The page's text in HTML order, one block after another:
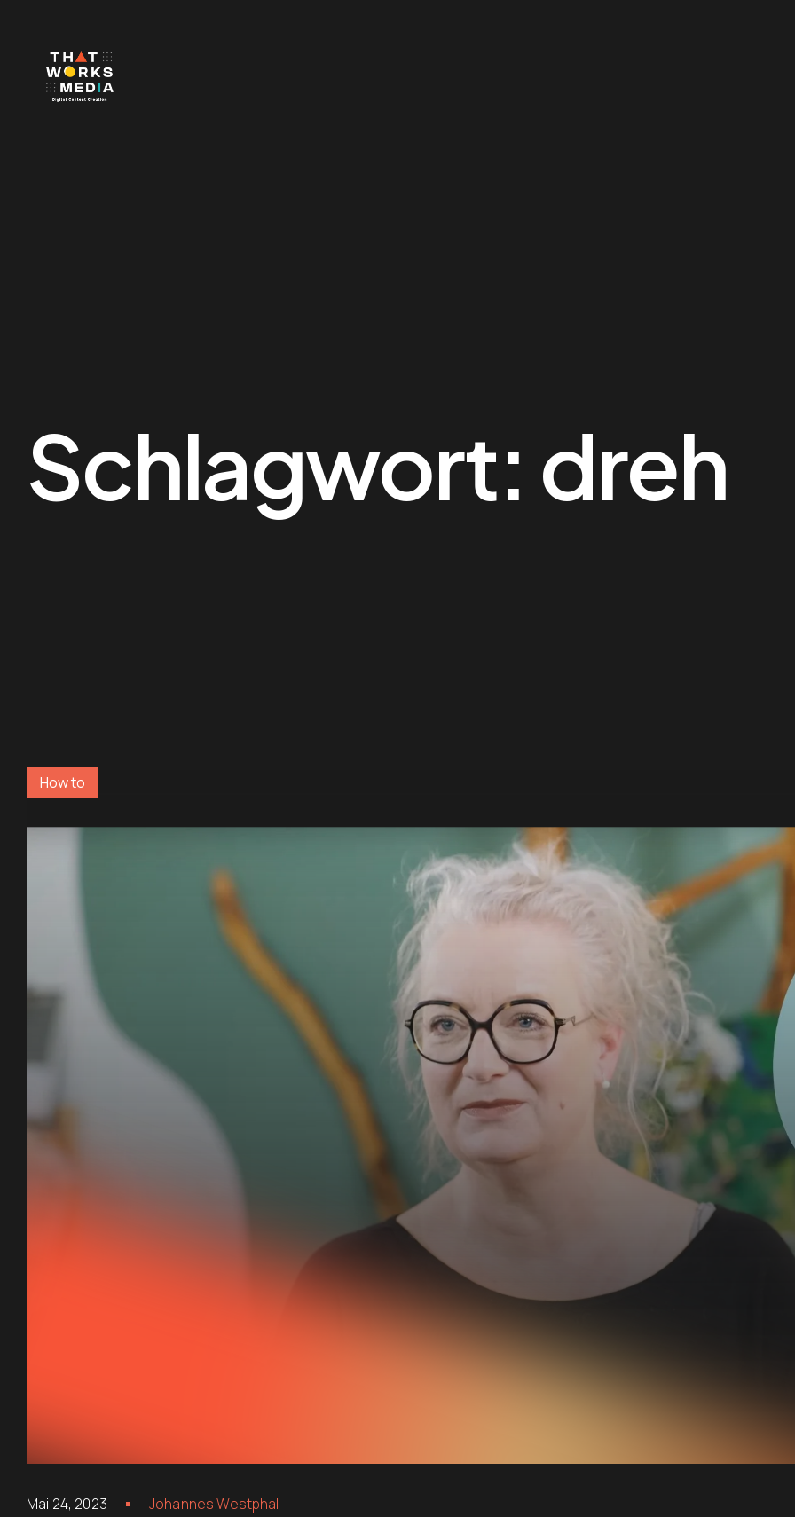
Schlagwort: dreh
How to
Mai 24, 2023 Johannes Westphal